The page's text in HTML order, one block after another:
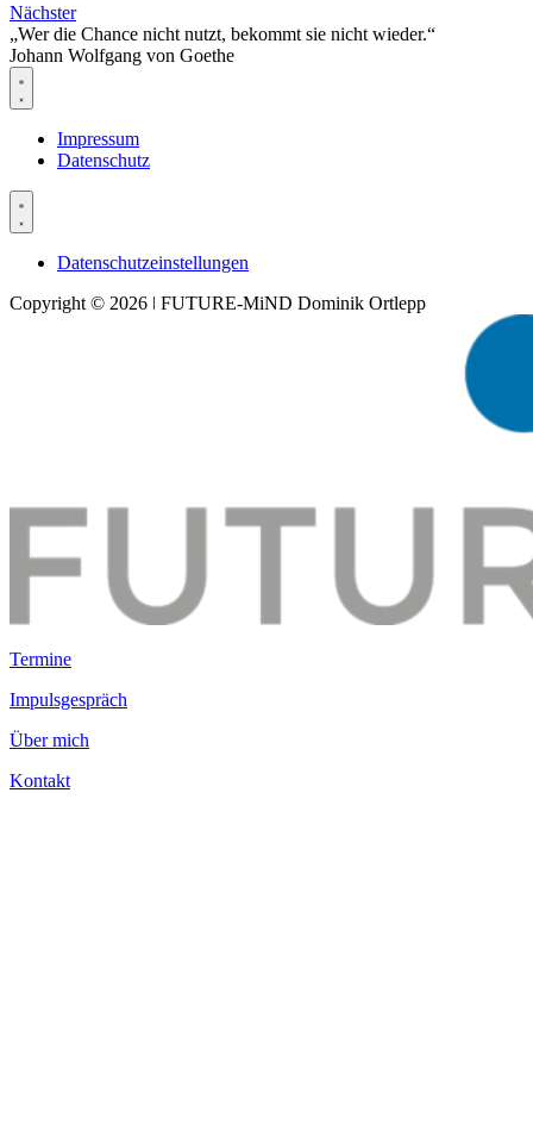
Nächster
„Wer die Chance nicht nutzt, bekommt sie nicht wieder.“
Johann Wolfgang von Goethe
Impressum
Datenschutz
Datenschutzeinstellungen
Copyright © 2026 ǀ FUTURE-MiND Dominik Ortlepp
Termine
Impulsgespräch
Über mich
Kontakt